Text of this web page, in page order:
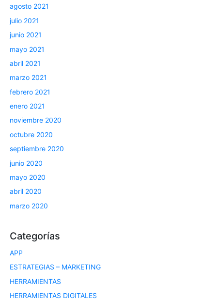
agosto 2021
julio 2021
junio 2021
mayo 2021
abril 2021
marzo 2021
febrero 2021
enero 2021
noviembre 2020
octubre 2020
septiembre 2020
junio 2020
mayo 2020
abril 2020
marzo 2020
Categorías
APP
ESTRATEGIAS – MARKETING
HERRAMIENTAS
HERRAMIENTAS DIGITALES